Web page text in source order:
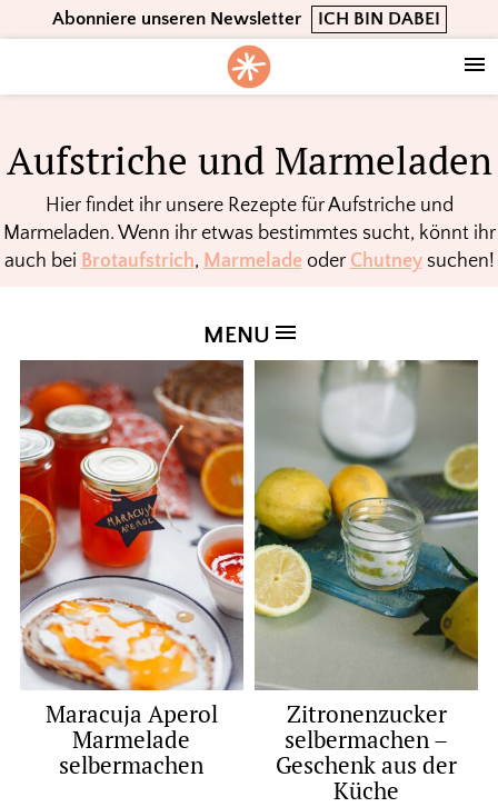
to
navigation
to
content
to
Abonniere unseren Newsletter ICH BIN DABEI
Aufstriche und Marmeladen
Hier findet ihr unsere Rezepte für Aufstriche und
Marmeladen. Wenn ihr etwas bestimmtes sucht, könnt ihr
auch bei Brotaufstrich, Marmelade oder Chutneysuchen!
MENU
Maracuja Aperol
Marmelade
selbermachen
Zitronenzucker
selbermachen –
Geschenk aus der
Küche